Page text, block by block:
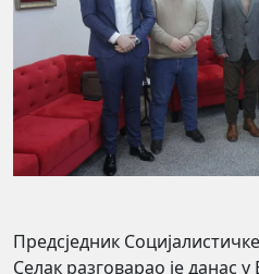
Предсједник
Селак разговарао је данас